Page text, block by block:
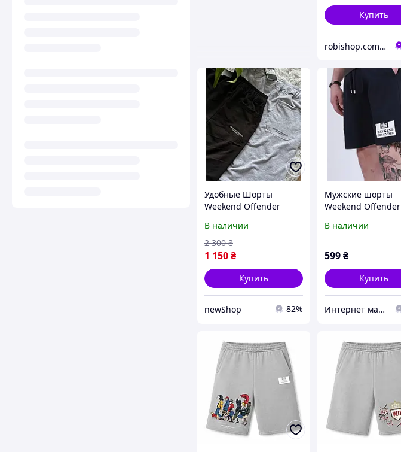
Купить
robishop.com.ua
Удобные Шорты
Weekend Offender
Офендер Шорты от
бренда Weekend
Offender Шорты на
В наличии
1 150₴
2 300 ₴
Купить
newShop 82%
Мужские шорты
Weekend Offender
офендер
В наличии
599₴
Купить
Интернет магазин Dr Style